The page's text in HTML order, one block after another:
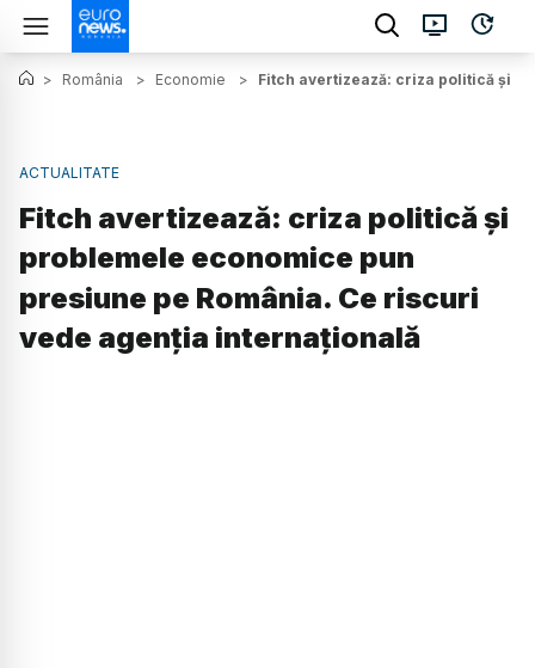
> România > Economie > Fitch avertizează: criza politică și
ACTUALITATE
Fitch avertizează: criza politică și
problemele economice pun
presiune pe România. Ce riscuri
vede agenția internațională